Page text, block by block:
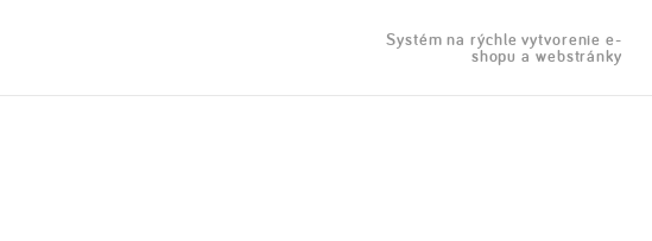
Systém na rýchle vytvorenie e-
shopu a webstránky